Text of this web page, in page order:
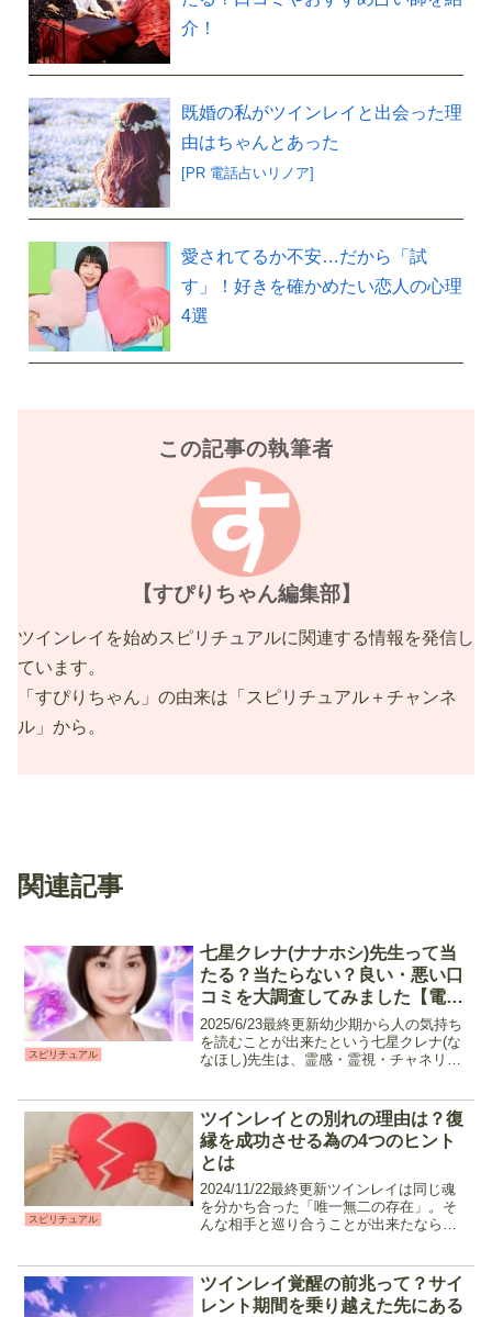
介！
既婚の私がツインレイと出会った理
由はちゃんとあった
[PR 電話占いリノア]
愛されてるか不安…だから「試
す」！好きを確かめたい恋人の心理
4選
この記事の執筆者
【すぴりちゃん編集部】
ツインレイを始めスピリチュアルに関連する情報を発信し
ています。
「すぴりちゃん」の由来は「スピリチュアル＋チャンネ
ル」から。
関連記事
スピリチュアル
七星クレナ(ナナホシ)先生って当
たる？当たらない？良い・悪い口
コミを大調査してみました【電話
占いピュアリ】
2025/6/23最終更新幼少期から人の気持ち
を読むことが出来たという七星クレナ(な
なほし)先生は、霊感・霊視・チャネリン
けでなくペットの気持ちやメッセージの
鑑定も可能...
スピリチュアル
ツインレイとの別れの理由は？復
縁を成功させる為の4つのヒント
とは
2024/11/22最終更新ツインレイは同じ魂
を分かち合った「唯一無二の存在」。そ
んな相手と巡り合うことが出来たなら、
ンレイには様々な試練が用意されており
その恋愛は多難...
ツインレイ覚醒の前兆って？サイ
レント期間を乗り越えた先にある